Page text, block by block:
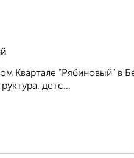
Квартале "Рябиновый" в
детс...